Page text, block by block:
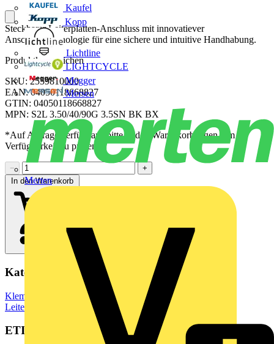
Kaufel
Kopp
Lichtline
LIGHTCYCLE
Megger
Mersen
Merten
Steckbarer Leiterplatten-Anschluss mit innovatiever
Anschlusstechnologie für eine sichere und intuitive Handhabung.
Produktkennzeichen
SKU: 2559810000
EAN: 04050118668827
GTIN: 04050118668827
MPN: S2L 3.50/40/90G 3.5SN BK BX
*Auf Anfrage verfügbar - bitte in den Warenkorb legen, um
Verfügbarkeit zu prüfen
−
+
In den Warenkorb
Kategorien
Klemmen, Steckverbinder & Verbindungselemente
Leiterplattensteckverbinder
ETIM Group